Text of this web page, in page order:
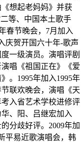
想起老妈妈》并获
等、中国本土歌手
春节晚会，7月加入
庆贺开国六十年-歌声
一级演员。演唱评剧
唱《祖国正在》《爱
。1995年加入1995年
联欢晚会，演唱《天
入省艺术学校进修评
、阳、吕继宏加入
分歧好评。2009年加
平易近歌演唱会，韩